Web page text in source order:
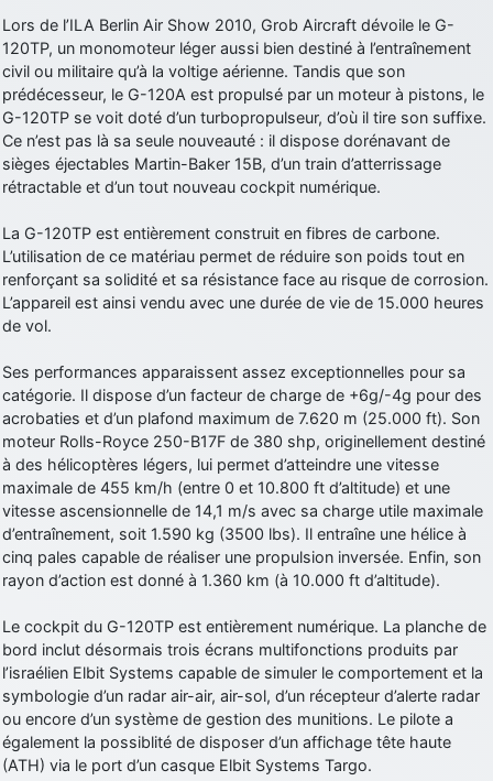
Lors de l’ILA Berlin Air Show 2010, Grob Aircraft dévoile le G-
120TP, un monomoteur léger aussi bien destiné à l’entraînement
civil ou militaire qu’à la voltige aérienne. Tandis que son
prédécesseur, le G-120A est propulsé par un moteur à pistons, le
G-120TP se voit doté d’un turbopropulseur, d’où il tire son suffixe.
Ce n’est pas là sa seule nouveauté : il dispose dorénavant de
sièges éjectables Martin-Baker 15B, d’un train d’atterrissage
rétractable et d’un tout nouveau cockpit numérique.
La G-120TP est entièrement construit en fibres de carbone.
L’utilisation de ce matériau permet de réduire son poids tout en
renforçant sa solidité et sa résistance face au risque de corrosion.
L’appareil est ainsi vendu avec une durée de vie de 15.000 heures
de vol.
Ses performances apparaissent assez exceptionnelles pour sa
catégorie. Il dispose d’un facteur de charge de +6g/-4g pour des
acrobaties et d’un plafond maximum de 7.620 m (25.000 ft). Son
moteur Rolls-Royce 250-B17F de 380 shp, originellement destiné
à des hélicoptères légers, lui permet d’atteindre une vitesse
maximale de 455 km/h (entre 0 et 10.800 ft d’altitude) et une
vitesse ascensionnelle de 14,1 m/s avec sa charge utile maximale
d’entraînement, soit 1.590 kg (3500 lbs). Il entraîne une hélice à
cinq pales capable de réaliser une propulsion inversée. Enfin, son
rayon d’action est donné à 1.360 km (à 10.000 ft d’altitude).
Le cockpit du G-120TP est entièrement numérique. La planche de
bord inclut désormais trois écrans multifonctions produits par
l’israélien Elbit Systems capable de simuler le comportement et la
symbologie d’un radar air-air, air-sol, d’un récepteur d’alerte radar
ou encore d’un système de gestion des munitions. Le pilote a
également la possiblité de disposer d’un affichage tête haute
(ATH) via le port d’un casque Elbit Systems Targo.